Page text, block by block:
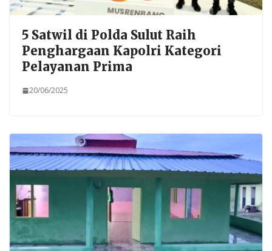
5 Satwil di Polda Sulut Raih
Penghargaan Kapolri Kategori
Pelayanan Prima
20/06/2025